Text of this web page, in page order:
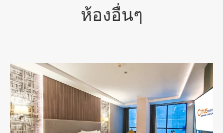
ห้องอื่นๆ